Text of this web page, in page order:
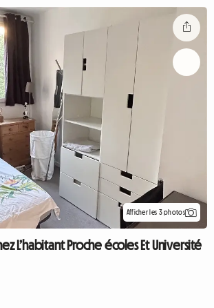
Afficher les 3 photos
L’habitant Proche écoles Et Université